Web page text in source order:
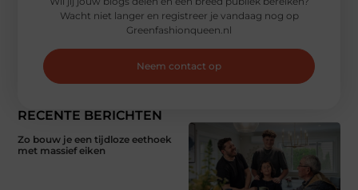
RECENTE BERICHTEN
Zo bouw je een tijdloze eethoek
met massief eiken
Wacht niet langer en registreer je vandaag nog op
Greenfashionqueen.nl
Neem contact op